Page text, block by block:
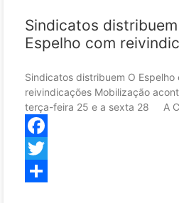
Sindicatos
Espelho com
Sindicatos distribuem O Espelho
reivindicações Mobilização
terça-feira 25 e a sexta 28 A
Facebook
Twitter